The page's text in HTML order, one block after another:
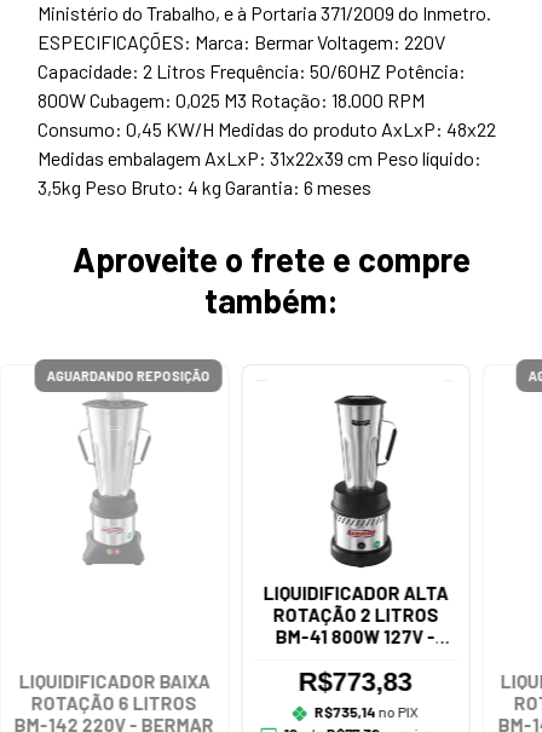
Ministério do Trabalho, e à Portaria 371/2009 do Inmetro.
ESPECIFICAÇÕES: Marca: Bermar Voltagem: 220V
Capacidade: 2 Litros Frequência: 50/60HZ Potência:
800W Cubagem: 0,025 M3 Rotação: 18.000 RPM
Consumo: 0,45 KW/H Medidas do produto AxLxP: 48x22
Medidas embalagem AxLxP: 31x22x39 cm Peso líquido:
3,5kg Peso Bruto: 4 kg Garantia: 6 meses
Aproveite o frete e compre
também:
AGUARDANDO REPOSIÇÃO
LIQUIDIFICADOR BAIXA
ROTAÇÃO 6 LITROS
BM-142 220V - BERMAR
LIQUIDIFICADOR ALTA
ROTAÇÃO 2 LITROS
BM-41 800W 127V -
R$773,83
R$735,14 no PIX
BM-